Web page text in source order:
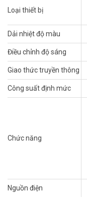
Hệ thống chiếu sáng
lượng giấc ngủ của
lượng hoặc một ngày
cung cấp nhiều nhất trải
Thông số kỹ
minh siêu
DT40Z07A
– Kết nối với bộ điều
– Dải nhiệt độ màu:
– Điều chỉnh độ sáng:
– Kích thước: 96mm x
– Kích thước khoét lỗ:
Loại thiết bị
Dải nhiệt độ màu
Điều chỉnh độ sáng
Giao thức truyền thông
Công suất định mức
Chức năng
Nguồn điện